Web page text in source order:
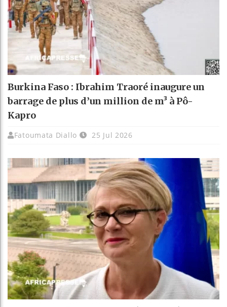
Burkina Faso : Ibrahim Traoré inaugure un
barrage de plus d’un million de m³ à Pô-
Kapro
Fatoumata Diallo 25 Jul 2026